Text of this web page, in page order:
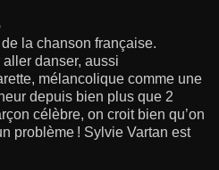
la chanson française.
danser, aussi
mélancolique comme une
depuis bien plus que 2
célèbre, on croit bien qu’on
problème ! Sylvie Vartan est